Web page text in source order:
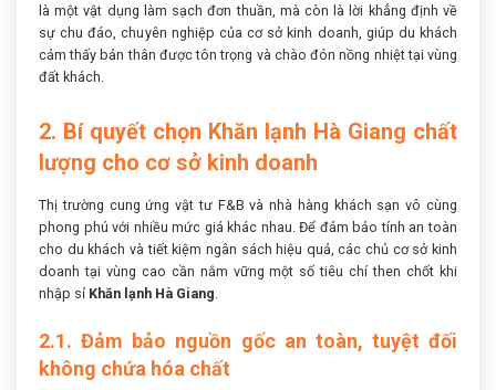
là một vật dụng làm sạch đơn thuần, mà còn là lời khẳng định về
sự chu đáo, chuyên nghiệp của cơ sở kinh doanh, giúp du khách
cảm thấy bản thân được tôn trọng và chào đón nồng nhiệt tại vùng
đất khách.
2. Bí quyết chọn Khăn lạnh Hà Giang chất
lượng cho cơ sở kinh doanh
Thị trường cung ứng vật tư F&B và nhà hàng khách sạn vô cùng
phong phú với nhiều mức giá khác nhau. Để đảm bảo tính an toàn
cho du khách và tiết kiệm ngân sách hiệu quả, các chủ cơ sở kinh
doanh tại vùng cao cần nắm vững một số tiêu chí then chốt khi
nhập sỉ Khăn lạnh Hà Giang
2.1. Đảm bảo nguồn gốc an toàn, tuyệt đối
không chứa hóa chất